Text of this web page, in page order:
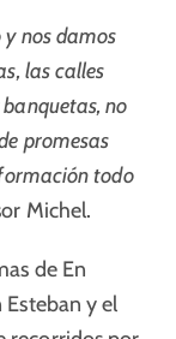
nos damos
las calles
no
promesas
todo
Michel.
de En
y el